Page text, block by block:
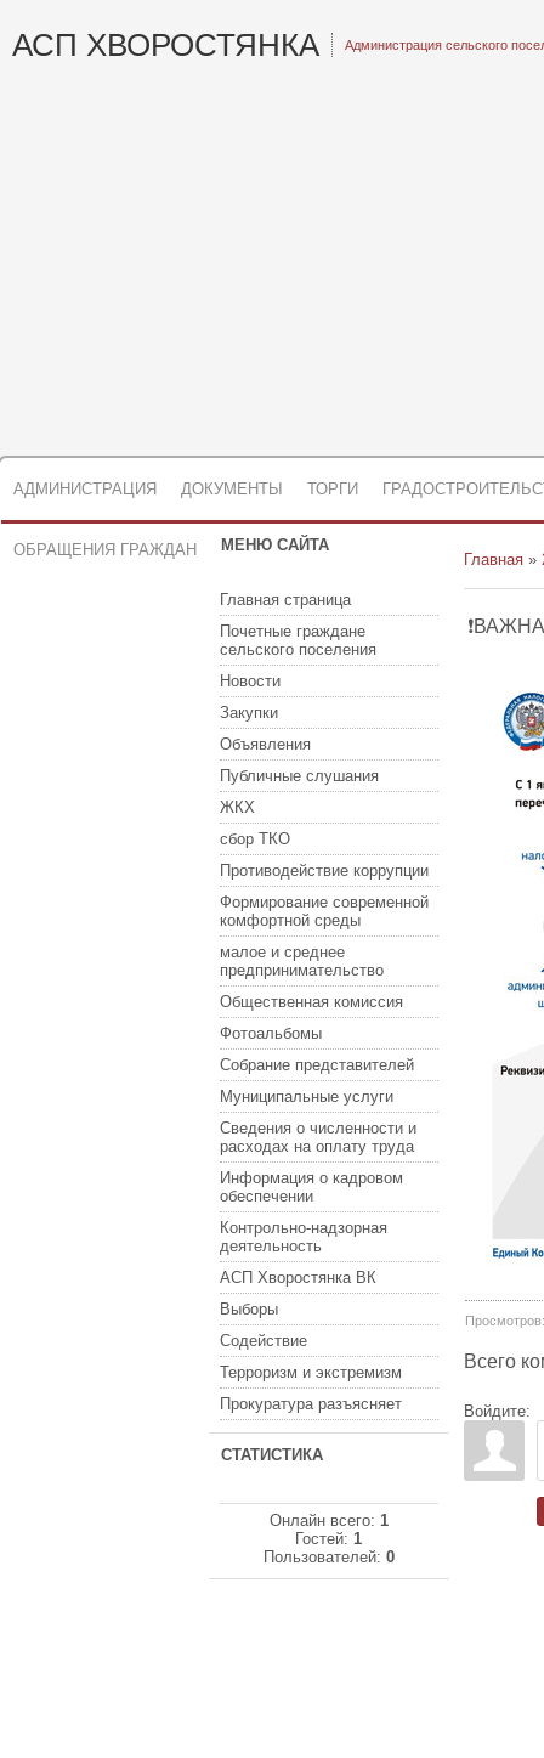
АСП ХВОРОСТЯНКА Администрация сельского
АДМИНИСТРАЦИЯ ДОКУМЕНТЫ ТОРГИ
ОБРАЩЕНИЯ ГРАЖДАН МЕНЮ САЙТА
Главная страница
Почетные граждане
сельского поселения
Новости
Закупки
Объявления
Публичные слушания
ЖКХ
сбор ТКО
Противодействие коррупции
Формирование современной
комфортной среды
малое и среднее
предпринимательство
Общественная комиссия
Фотоальбомы
Собрание представителей
Муниципальные услуги
Сведения о численности и
расходах на оплату труда
Информация о кадровом
обеспечении
Контрольно-надзорная
деятельность
АСП Хворостянка ВК
Выборы
Содействие
Терроризм и экстремизм
Прокуратура разъясняет
СТАТИСТИКА
Онлайн всего: 1
Гостей:1
Пользователей: 0
Главная »
Просмотров:
Всего
Войдите: